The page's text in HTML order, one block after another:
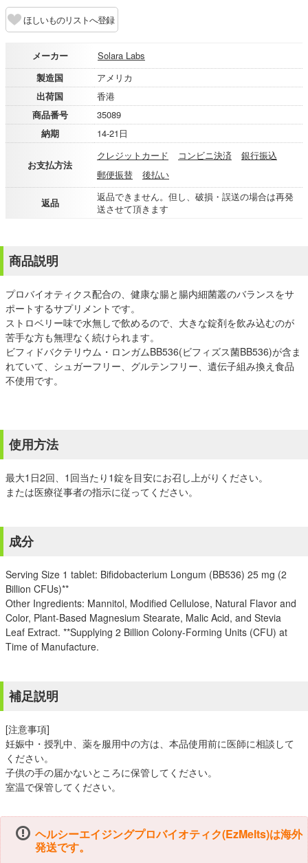
ほしいものリストへ登録
メーカー
Solara Labs
製造国
アメリカ
出荷国
香港
商品番号
35089
納期
14-21日
お支払方法
クレジットカード コンビニ決済
銀行振込
郵便振替
後払い
返品
返品できません。但し、破損・誤送の場合は再発
送させて頂きます
商品説明
プロバイオティクス配合の、健康な腸と腸内細菌叢のバランスをサ
ポートするサプリメントです。
ストロベリー味で水無しで飲めるので、大きな錠剤を飲み込むのが
苦手な方も無理なく続けられます。
ビフィドバクテリウム・ロンガムBB536(ビフィズス菌BB536)が含ま
れていて、シュガーフリー、グルテンフリー、遺伝子組み換え食品
不使用です。
使用方法
最大1日2回、1回当たり1錠を目安にお召し上がりください。
または医療従事者の指示に従ってください。
成分
Serving Size 1 tablet: Bifidobacterium Longum (BB536) 25 mg (2
Billion CFUs)**
Other Ingredients: Mannitol, Modified Cellulose, Natural Flavor and
Color, Plant-Based Magnesium Stearate, Malic Acid, and Stevia
Leaf Extract. **Supplying 2 Billion Colony-Forming Units (CFU) at
Time of Manufacture.
補足説明
[注意事項]
妊娠中・授乳中、薬を服用中の方は、本品使用前に医師に相談して
ください。
子供の手の届かないところに保管してください。
室温で保管してください。
ヘルシーエイジングプロバイオティク(EzMelts)は海外
発送です。